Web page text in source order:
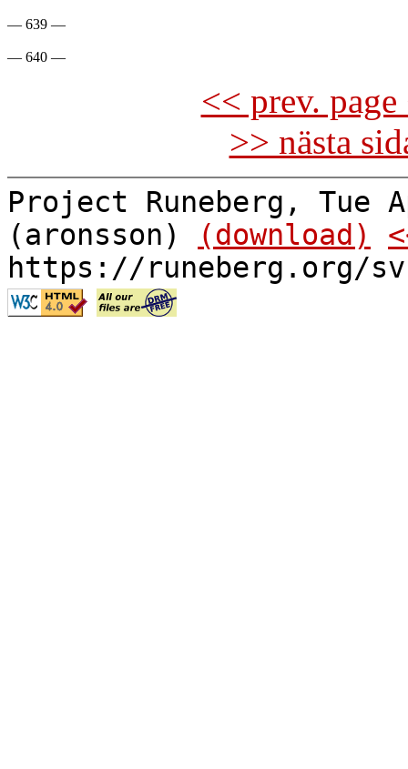
— 639 —
<< prev.
>> nästa
Project Runeberg, Tue
(aronsson)
(download)
https://runeberg.org/